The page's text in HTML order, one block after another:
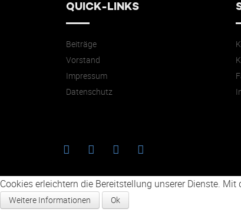
QUICK-LINKS
Beiträge
Vorstand
Impressum
Datenschutz
Cookies erleichtern die Bereitstellung unserer Dienste.
Weitere Informationen Ok